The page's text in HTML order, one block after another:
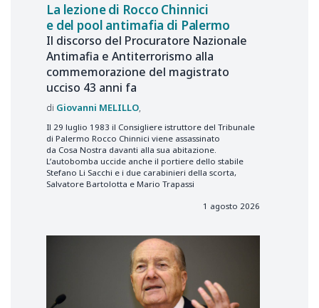
La lezione di Rocco Chinnici
e del pool antimafia di Palermo
Il discorso del Procuratore Nazionale
Antimafia e Antiterrorismo alla
commemorazione del magistrato
ucciso 43 anni fa
Giovanni MELILLO
Il 29 luglio 1983 il Consigliere istruttore del Tribunale
di Palermo Rocco Chinnici viene assassinato
da Cosa Nostra davanti alla sua abitazione.
L’autobomba uccide anche il portiere dello stabile
Stefano Li Sacchi e i due carabinieri della scorta,
Salvatore Bartolotta e Mario Trapassi
1 agosto 2026